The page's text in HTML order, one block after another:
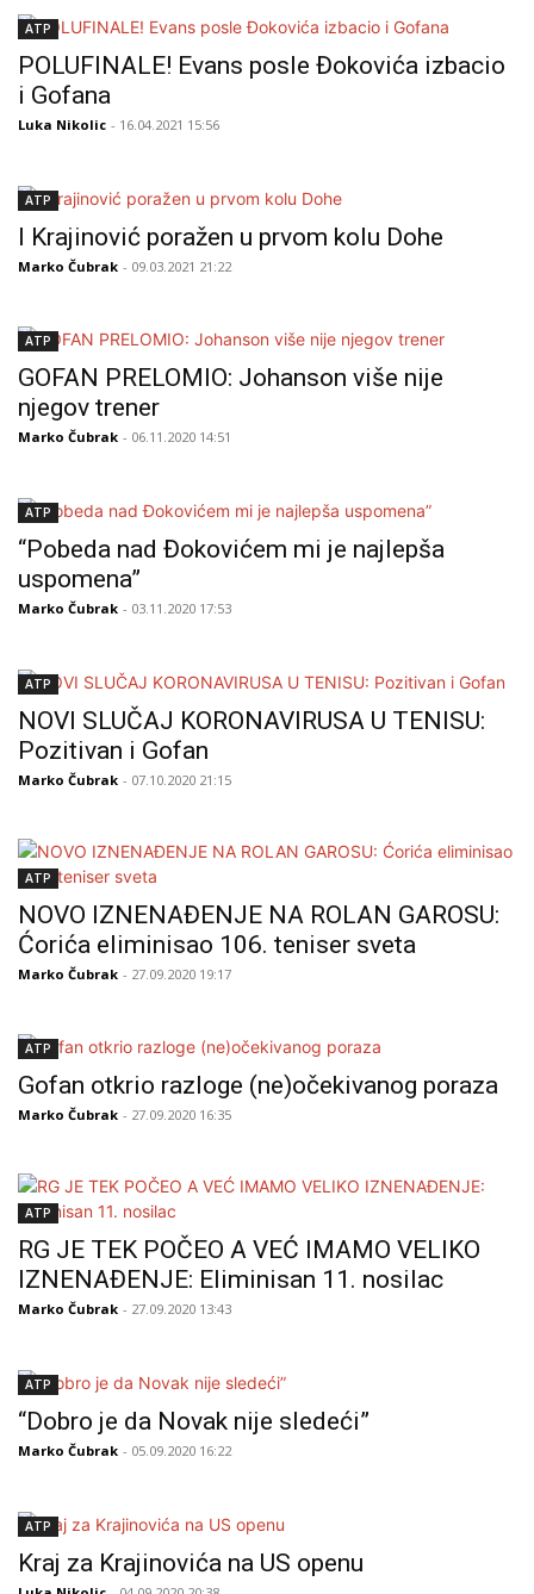
ATP
POLUFINALE! Evans posle Đokovića izbacio
i Gofana
Luka Nikolic - 16.04.2021 15:56
ATP
I Krajinović poražen u prvom kolu Dohe
Marko Čubrak - 09.03.2021 21:22
ATP
GOFAN PRELOMIO: Johanson više nije
njegov trener
Marko Čubrak - 06.11.2020 14:51
ATP
“Pobeda nad Đokovićem mi je najlepša
uspomena”
Marko Čubrak - 03.11.2020 17:53
ATP
NOVI SLUČAJ KORONAVIRUSA U TENISU:
Pozitivan i Gofan
Marko Čubrak - 07.10.2020 21:15
ATP
NOVO IZNENAĐENJE NA ROLAN GAROSU:
Ćorića eliminisao 106. teniser sveta
Marko Čubrak - 27.09.2020 19:17
ATP
Gofan otkrio razloge (ne)očekivanog poraza
Marko Čubrak - 27.09.2020 16:35
ATP
RG JE TEK POČEO A VEĆ IMAMO VELIKO
IZNENAĐENJE: Eliminisan 11. nosilac
Marko Čubrak - 27.09.2020 13:43
ATP
“Dobro je da Novak nije sledeći”
Marko Čubrak - 05.09.2020 16:22
ATP
Kraj za Krajinovića na US openu